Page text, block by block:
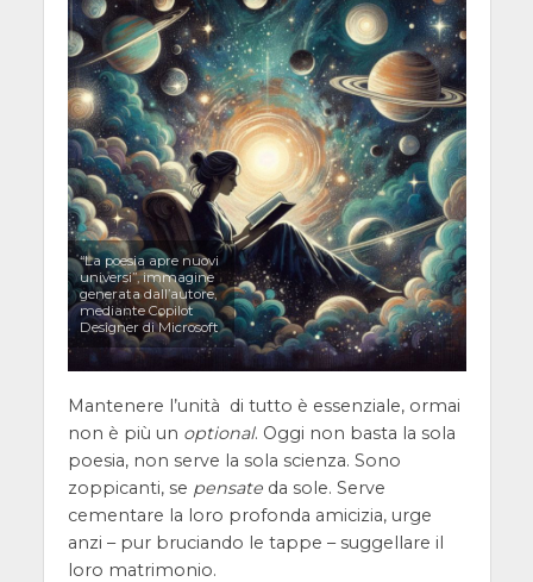
“La poesia apre nuovi
universi”, immagine
generata dall’autore,
mediante Copilot
Designer di Microsoft
Mantenere l’unità di tutto è essenziale, ormai
non è più un optional. Oggi non basta la sola
poesia, non serve la sola scienza. Sono
zoppicanti, se pensateda sole. Serve
cementare la loro profonda amicizia, urge
anzi – pur bruciando le tappe – suggellare il
loro matrimonio.